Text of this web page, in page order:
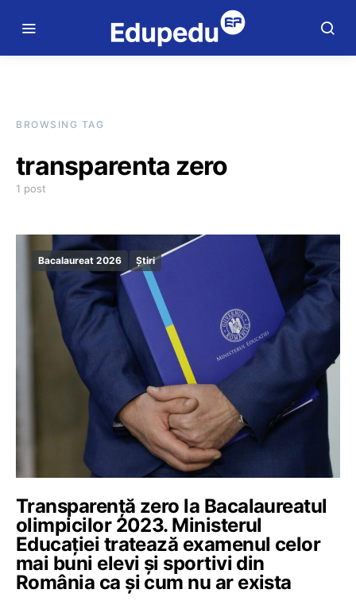
BROWSING TAG
transparenta zero
1 post
Bacalaureat 2026 Știri
Transparență zero la Bacalaureatul
olimpicilor 2023. Ministerul
Educației tratează examenul celor
mai buni elevi și sportivi din
România ca și cum nu ar exista